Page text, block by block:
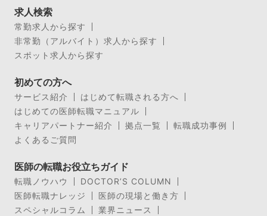
求人検索
常勤求人から探す
非常勤（アルバイト）求人から探す
スポット求人から探す
初めての方へ
サービス紹介
はじめて転職される方へ
はじめての医師転職マニュアル
キャリアパートナー紹介
拠点一覧
転職成功事例
よくあるご質問
医師の転職お役立ちガイド
転職ノウハウ
DOCTOR’S COLUMN
医師転職ナレッジ
医師の現場と働き方
スペシャルコラム
業界ニュース